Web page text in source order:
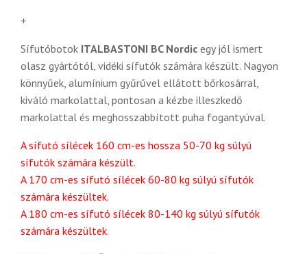
+
Sífutóbotok ITALBASTONI BC Nordic egy jól ismert
olasz gyártótól, vidéki sífutók számára készült. Nagyon
könnyűek, alumínium gyűrűvel ellátott bőrkosárral,
kiváló markolattal, pontosan a kézbe illeszkedő
markolattal és meghosszabbított puha fogantyúval.
A sífutó sílécek 160 cm-es hossza 50-70 kg súlyú
sífutók számára készült.
A 170 cm-es sífutó sílécek 60-80 kg súlyú sífutók
számára készültek.
A 180 cm-es sífutó sílécek 80-140 kg súlyú sífutók
számára készültek.